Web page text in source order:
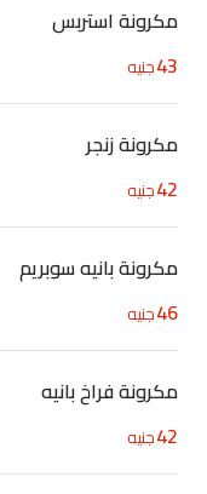
مكرونة استربس
43جنيه
مكرونة زنجر
42جنيه
مكرونة بانيه سوبريم
46جنيه
مكرونة فراخ بانيه
42جنيه